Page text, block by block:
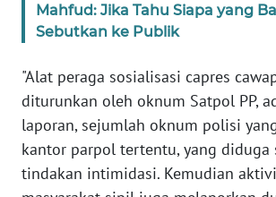
Mahfud: Jika Tahu Siapa yang
Sebutkan ke Publik
"Alat peraga sosialisasi capres
diturunkan oleh oknum Satpol PP,
laporan, sejumlah oknum polisi
kantor parpol tertentu, yang diduga
tindakan intimidasi. Kemudian
WN
NTT
WN
KEPRI
WN